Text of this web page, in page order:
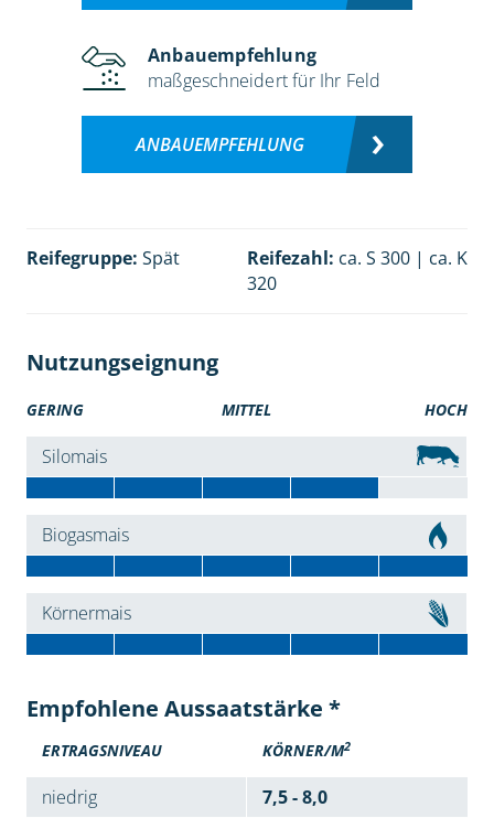
Anbauempfehlung
maßgeschneidert für Ihr Feld
ANBAUEMPFEHLUNG
Reifegruppe: Spät Reifezahl: ca. S 300 | ca. K
320
Nutzungseignung
GERING MITTEL HOCH
Silomais
Biogasmais
Körnermais
Empfohlene Aussaatstärke *
ERTRAGSNIVEAU KÖRNER/M2
niedrig
7,5 - 8,0